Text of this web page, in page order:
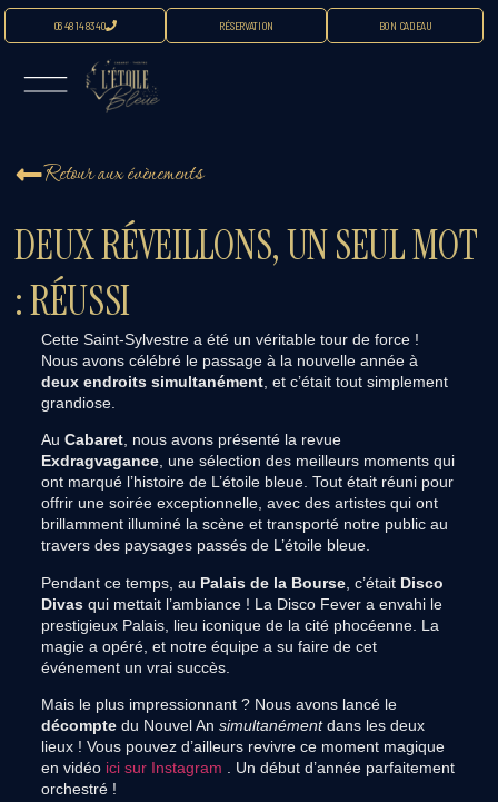
06 48 14 83 40 RÉSERVATION BON CADEAU
Retour aux évènements
DEUX RÉVEILLONS, UN SEUL MOT
: RÉUSSI
Cette Saint-Sylvestre a été un véritable tour de force !
Nous avons célébré le passage à la nouvelle année à
deux endroits simultanément, et c’était tout simplement
grandiose.
Au Cabaret, nous avons présenté la revue
Exdragvagance, une sélection des meilleurs moments qui
ont marqué l’histoire de L’étoile bleue. Tout était réuni pour
offrir une soirée exceptionnelle, avec des artistes qui ont
brillamment illuminé la scène et transporté notre public au
travers des paysages passés de L’étoile bleue.
Pendant ce temps, au Palais de la Bourse, c’était Disco
Divasqui mettait l’ambiance ! La Disco Fever a envahi le
prestigieux Palais, lieu iconique de la cité phocéenne. La
magie a opéré, et notre équipe a su faire de cet
événement un vrai succès.
Mais le plus impressionnant ? Nous avons lancé le
décomptedu Nouvel An simultanémentdans les deux
lieux ! Vous pouvez d’ailleurs revivre ce moment magique
en vidéo ici sur Instagram . Un début d’année parfaitement
orchestré !